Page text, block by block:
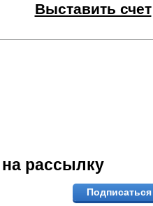
Выставить счет
рассылку
Подписаться